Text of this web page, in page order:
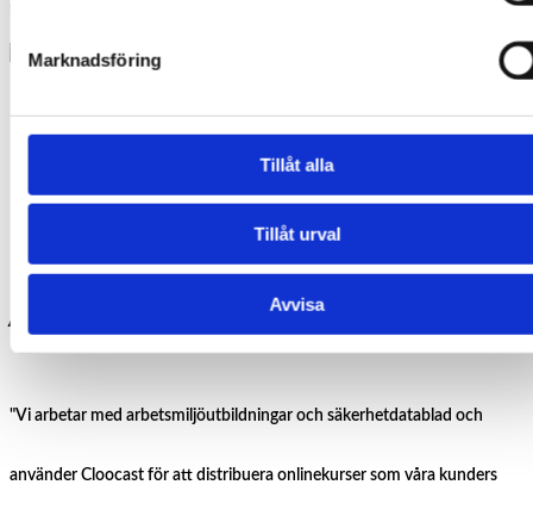
Marknadsföring
Tillåt alla
Tillåt urval
Avvisa
Christer PalmqvistVD,
Chemical
Documentation cDoc
AB
"Vi arbetar med arbetsmiljöutbildningar och säkerhetdatablad och
använder Cloocast för att distribuera onlinekurser som våra kunders